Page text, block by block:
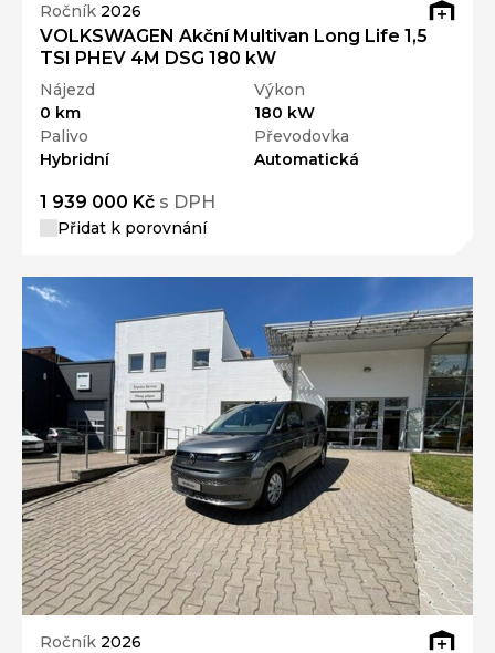
Ročník 2026
VOLKSWAGEN Akční Multivan Long Life 1,5
TSI PHEV 4M DSG 180 kW
Nájezd
0 km
Výkon
180 kW
Palivo
Hybridní
Převodovka
Automatická
1 939 000 Kč s DPH
Přidat k porovnání
Ročník 2026